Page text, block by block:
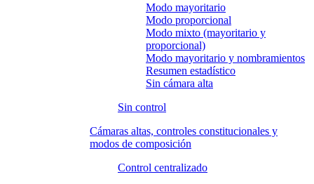
Modo mayoritario
Modo proporcional
Modo mixto (mayoritario y
proporcional)
Modo mayoritario y nombramientos
Resumen estadístico
Sin cámara alta
Sin control
Cámaras altas, controles constitucionales y
modos de composición
Control centralizado